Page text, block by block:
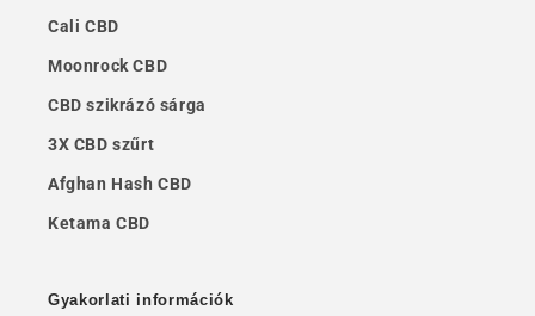
Cali CBD
Moonrock CBD
CBD szikrázó sárga
3X CBD szűrt
Afghan Hash CBD
Ketama CBD
Gyakorlati információk